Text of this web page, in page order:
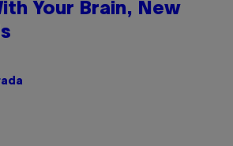
Your Brain, New